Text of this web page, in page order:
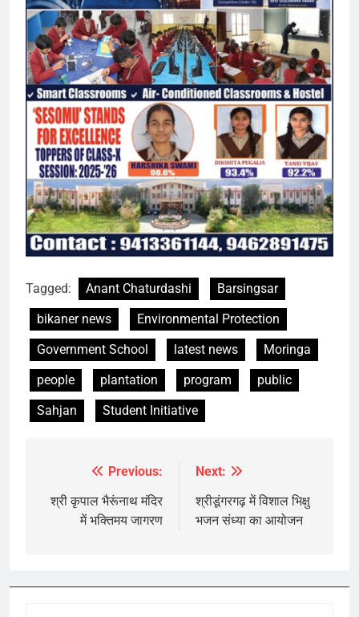
Tagged: Anant Chaturdashi
Barsingsar
bikaner news
Environmental Protection
Government School
latest news
Moringa
people
plantation program
public
Sahjan
Student Initiative
navigation
Previous:
श्री कृपाल भैरूंनाथ मंदिर
में भक्तिमय जागरण
Next:
श्रीडूंगरगढ़ में विशाल भिक्षु
भजन संध्या का आयोजन